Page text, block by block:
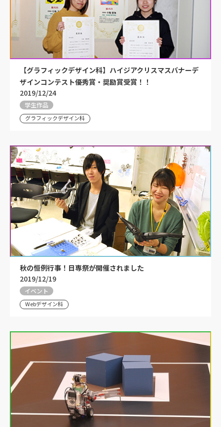
【グラフィックデザイン科】ハイジアクリスマスバナーデ
ザインコンテスト優秀賞・奨励賞受賞！！
2019/12/24
学生作品
グラフィックデザイン科
秋の恒例行事！日専祭が開催されました
2019/12/19
イベント
Webデザイン科